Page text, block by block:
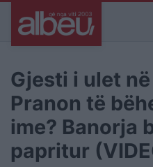
Gjesti i ulet
Pranon të
ime? Banorja
papritur